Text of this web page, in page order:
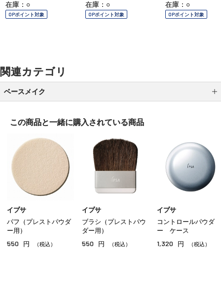
在庫：○
OPポイント対象
在庫：○
OPポイント対象
在庫：○
OPポイント対象
関連カテゴリ
ベースメイク
クッションファンデーション
クリームファンデーション
リキッドファンデーション
パウダー
ＢＢ／ＣＣクリーム
コンシーラー
この商品と一緒に購入されている商品
イプサ
パフ（プレストパウダ
ー用）
550 円 （税込）
イプサ
ブラシ（プレストパウ
ダー用）
550 円 （税込）
イプサ
コントロールパウダ
ー ケース
1,320 円 （税込）